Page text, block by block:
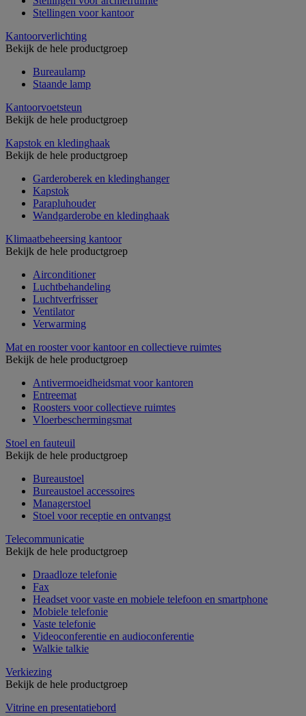
Stellingen voor kantoor
Kantoorverlichting
Bekijk de hele productgroep
Bureaulamp
Staande lamp
Kantoorvoetsteun
Bekijk de hele productgroep
Kapstok en kledinghaak
Bekijk de hele productgroep
Garderoberek en kledinghanger
Kapstok
Parapluhouder
Wandgarderobe en kledinghaak
Klimaatbeheersing kantoor
Bekijk de hele productgroep
Airconditioner
Luchtbehandeling
Luchtverfrisser
Ventilator
Verwarming
Mat en rooster voor kantoor en collectieve ruimtes
Bekijk de hele productgroep
Antivermoeidheidsmat voor kantoren
Entreemat
Roosters voor collectieve ruimtes
Vloerbeschermingsmat
Stoel en fauteuil
Bekijk de hele productgroep
Bureaustoel
Bureaustoel accessoires
Managerstoel
Stoel voor receptie en ontvangst
Telecommunicatie
Bekijk de hele productgroep
Draadloze telefonie
Fax
Headset voor vaste en mobiele telefoon en smartphone
Mobiele telefonie
Vaste telefonie
Videoconferentie en audioconferentie
Walkie talkie
Verkiezing
Bekijk de hele productgroep
Vitrine en presentatiebord